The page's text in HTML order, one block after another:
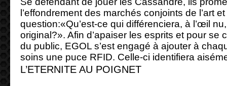
l’effondrement des marchés conjoints de l’art
question:«Qu’est-ce qui différenciera, à l’œil
original?». Afin d’apaiser les esprits et pour se
du public, EGOL s’est engagé à ajouter à
soins une puce RFID. Celle-ci identifiera
L’ETERNITE AU POIGNET